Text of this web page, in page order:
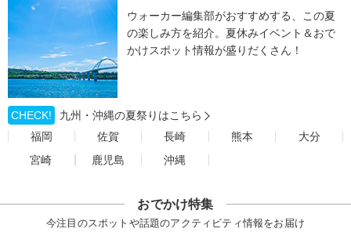
ウォーカー編集部がおすすめする、この夏
の楽しみ方を紹介。夏休みイベント＆おで
かけスポット情報が盛りだくさん！
CHECK!
九州・沖縄の夏祭りはこちら
福岡
佐賀 長崎 熊本
大分
宮崎
鹿児島 沖縄
おでかけ特集
今注目のスポットや話題のアクティビティ情報をお届け